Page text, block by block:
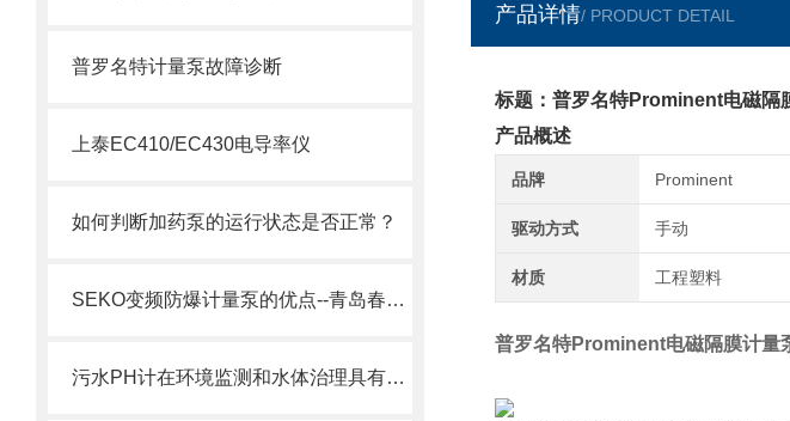
普罗名特计量泵故障诊断
上泰EC410/EC430电导率仪
如何判断加药泵的运行状态是否正常？
SEKO变频防爆计量泵的优点--青岛春阳电子有限公司
污水PH计在环境监测和水体治理具有重要意义
产品详情/ PRODUCT DETAIL
标题：普罗名特Prominent电磁隔
产品概述
品牌 Prominent
驱动方式 手动
材质 工程塑料
普罗名特Prominent电磁隔膜计量